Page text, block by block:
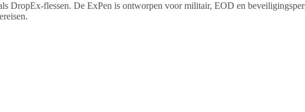
DropEx-flessen. De ExPen is ontworpen voor militair, EOD en